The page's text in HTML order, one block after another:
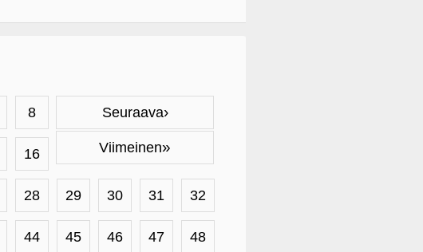
Seuraava›
Viimeinen»
8
16
28 29 30 31 32
44 45 46 47 48